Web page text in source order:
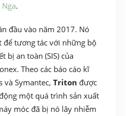
.
đầu vào năm 2017. Nó
để tương tác với những bộ
bị an toàn (SIS) của
Theo các báo cáo kĩ
và Symantec, Triton được
một quá trình sản xuất
móc đã bị nó lây nhiễm